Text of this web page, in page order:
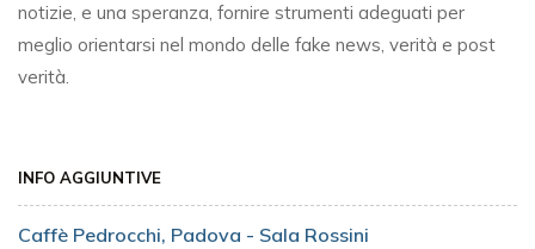
notizie, e una speranza, fornire strumenti adeguati per
meglio orientarsi nel mondo delle fake news, verità e post
verità.
INFO AGGIUNTIVE
Caffè Pedrocchi, Padova - Sala Rossini